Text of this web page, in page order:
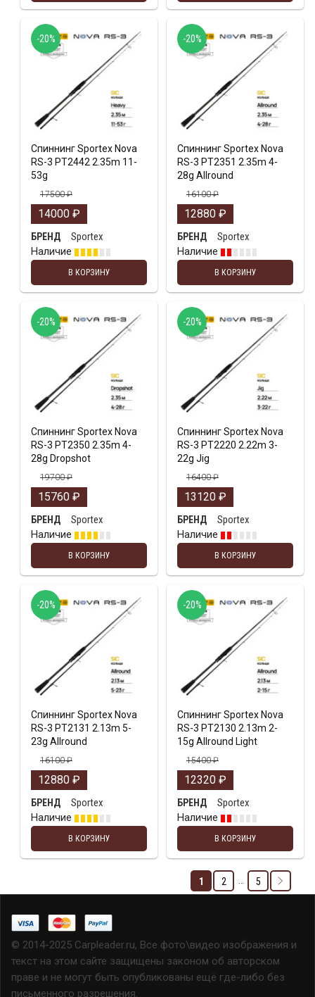
Спиннинг Sportex Nova
RS-3 PT2442 2.35m 11-
53g
17500₽
14000 ₽
БРЕНД
Sportex
Наличие
В КОРЗИНУ
-20%
Спиннинг Sportex Nova
RS-3 PT2351 2.35m 4-
28g Allround
16100₽
12880 ₽
БРЕНД
Sportex
Наличие
В КОРЗИНУ
-20%
Спиннинг Sportex Nova
RS-3 PT2350 2.35m 4-
28g Dropshot
19700₽
15760 ₽
БРЕНД
Sportex
Наличие
В КОРЗИНУ
-20%
Спиннинг Sportex Nova
RS-3 PT2220 2.22m 3-
22g Jig
16400₽
13120 ₽
БРЕНД
Sportex
Наличие
В КОРЗИНУ
-20%
Спиннинг Sportex Nova
RS-3 PT2131 2.13m 5-
23g Allround
16100₽
12880 ₽
БРЕНД
Sportex
Наличие
В КОРЗИНУ
-20%
Спиннинг Sportex Nova
RS-3 PT2130 2.13m 2-
15g Allround Light
15400₽
12320 ₽
БРЕНД
Sportex
Наличие
В КОРЗИНУ
-20%
1 2 … 5
© 2014-2025 Carpleader.ru, Все фото\видео изображения и
текст на этом сайте защищены законом об авторском
праве и не могут быть опубликованы ещё где-либо без
письменного разрешения.